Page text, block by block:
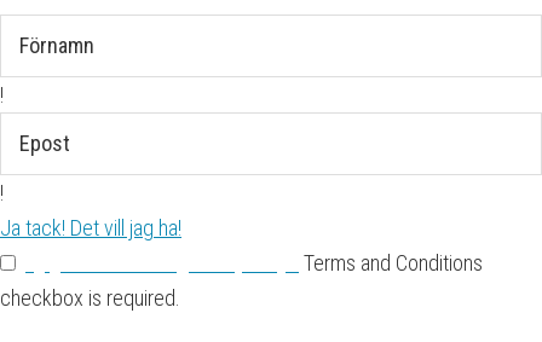
!
!
Ja tack! Det vill jag ha!
Terms and Conditions
checkbox is required.